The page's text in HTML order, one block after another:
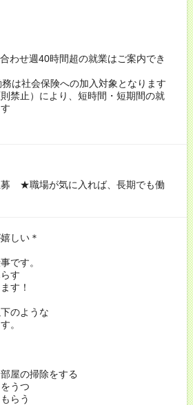
わせ週40時間超の就業はご案内でき
は社会保険への加入対象となります
禁止）により、短時間・短期間の就
★職場が気に入れば、長期でも働
しい＊
です。
す
す！
のような
。
屋の掃除をする
うつ
らう